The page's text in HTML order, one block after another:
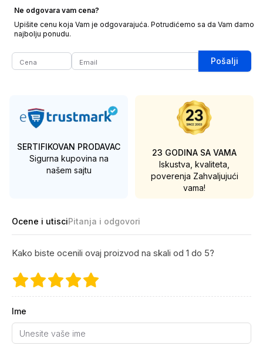
Ne odgovara vam cena?
Upišite cenu koja Vam je odgovarajuća. Potrudićemo sa da Vam damo
najbolju ponudu.
Pošalji
SERTIFIKOVAN PRODAVAC
Sigurna kupovina na
našem sajtu
23 GODINA SA VAMA
Iskustva, kvaliteta,
poverenja Zahvaljujući
vama!
Ocene i utisciPitanja i odgovori
Kako biste ocenili ovaj proizvod na skali od 1 do 5?
Ime